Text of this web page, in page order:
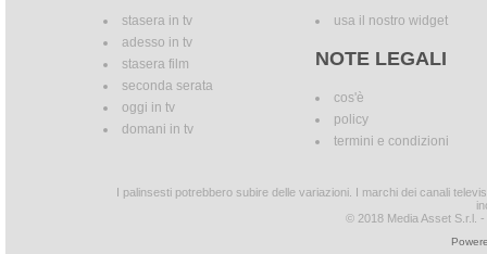
stasera in tv
adesso in tv
stasera film
seconda serata
oggi in tv
domani in tv
usa il nostro widget
NOTE LEGALI
cos'è
policy
termini e condizioni
I palinsesti potrebbero subire delle variazioni. I marchi dei canali
© 2018 Media Asset S.r.l.